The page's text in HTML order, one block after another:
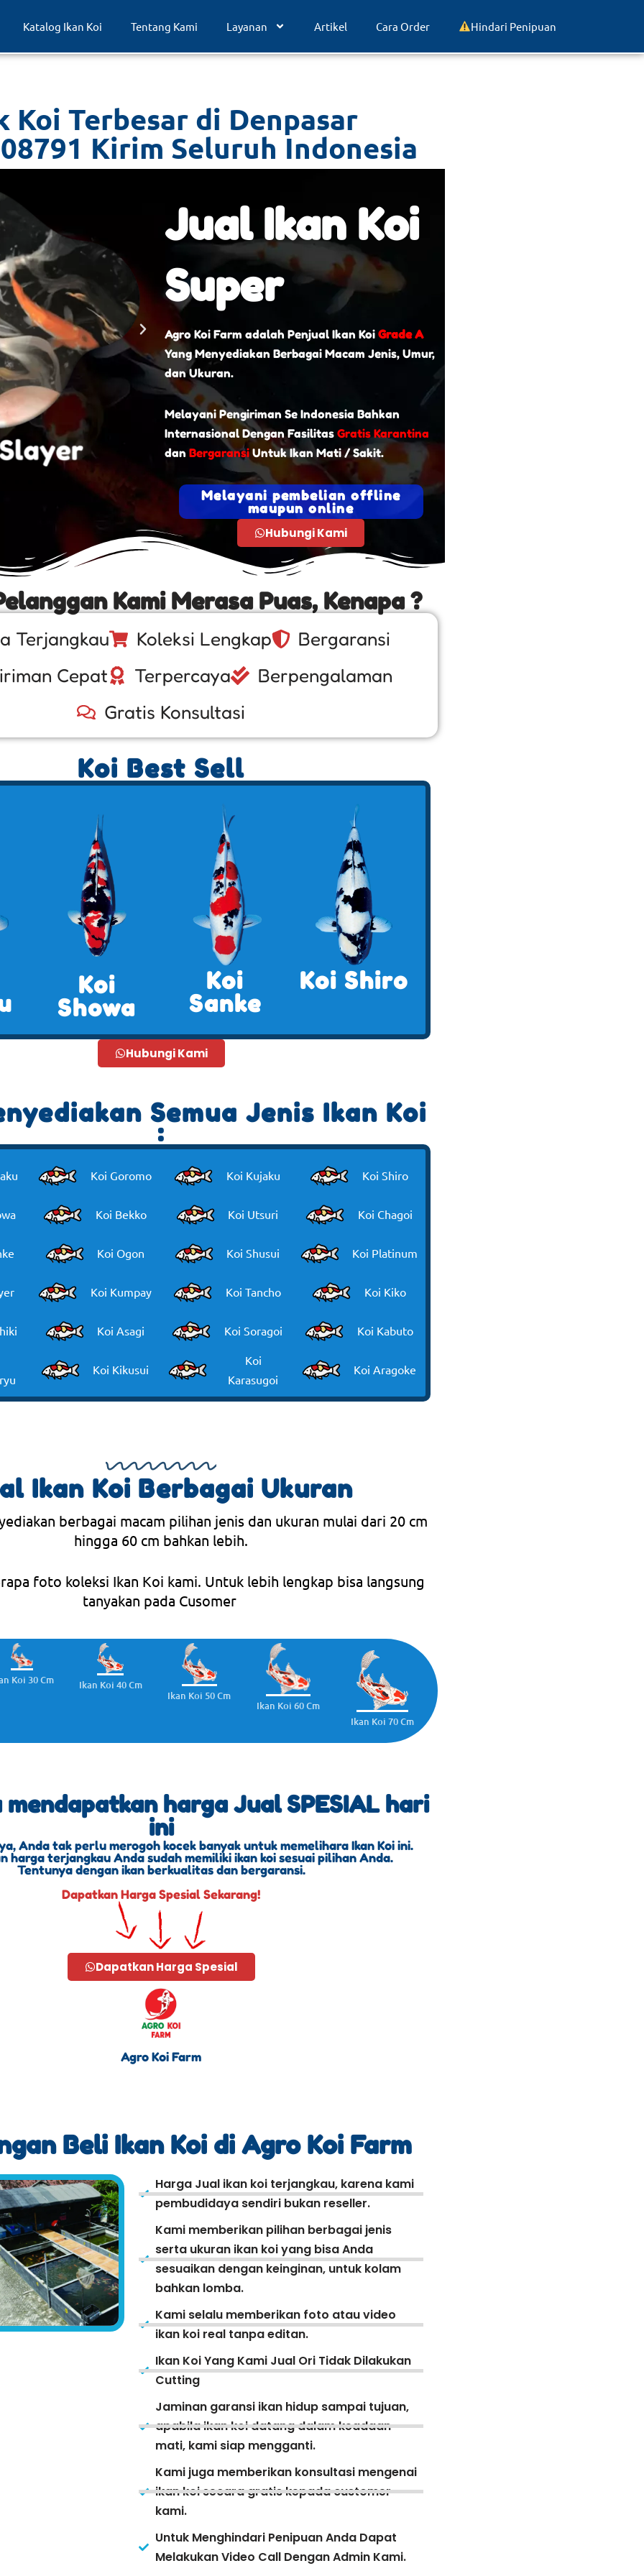
Katalog Ikan Koi Tentang Kami Layanan Artikel Cara Order Hindari Penipuan
Koi Terbesar di Denpasar
Kirim Seluruh Indonesia
Jual Ikan Koi
Super
Agro Koi Farm adalah Penjual Ikan KoiGrade A
Yang Menyediakan Berbagai Macam Jenis, Umur,
dan Ukuran.
Melayani Pengiriman Se Indonesia Bahkan
Internasional Dengan Fasilitas Gratis Karantina
dan BergaransiUntuk Ikan Mati / Sakit.
Melayani pembelian offline
maupun online
Hubungi Kami
Kami Merasa Puas, Kenapa ?
Terjangkau Koleksi Lengkap
Bergaransi
Cepat
Terpercaya
Berpengalaman
Gratis Konsultasi
Koi Best Sell
Koi
Showa
Koi
Sanke
Koi Shiro
Hubungi Kami
Semua Jenis Ikan Koi
:
Koi Goromo
Koi Bekko
Koi Ogon
Koi Kumpay
Koi Asagi
Koi Kikusui
Koi Kujaku
Koi Utsuri
Koi Shusui
Koi Tancho
Koi Soragoi
Koi
Karasugoi
Koi Shiro
Koi Chagoi
Koi Platinum
Koi Kiko
Koi Kabuto
Koi Aragoke
Ikan Koi Berbagai Ukuran
berbagai macam pilihan jenis dan ukuran mulai dari 20 cm
hingga 60 cm bahkan lebih.
foto koleksi Ikan Koi kami. Untuk lebih lengkap bisa langsung
tanyakan pada Cusomer
Koi 30 Cm Ikan Koi 40 Cm
Ikan Koi 50 Cm
Ikan Koi 60 Cm
Ikan Koi 70 Cm
harga Jual SPESIAL hari
ini
Anda tak perlu merogoh kocek banyak untuk memelihara Ikan Koi ini.
harga terjangkau Anda sudah memiliki ikan koi sesuai pilihan Anda.
Tentunya dengan ikan berkualitas dan bergaransi.
Dapatkan Harga Spesial Sekarang!
Dapatkan Harga Spesial
Agro Koi Farm
Beli Ikan Koi di Agro Koi Farm
Harga Jual ikan koi terjangkau, karena kami
pembudidaya sendiri bukan reseller.
Kami memberikan pilihan berbagai jenis
serta ukuran ikan koi yang bisa Anda
sesuaikan dengan keinginan, untuk kolam
bahkan lomba.
Kami selalu memberikan foto atau video
ikan koi real tanpa editan.
Ikan Koi Yang Kami Jual Ori Tidak Dilakukan
Cutting
Jaminan garansi ikan hidup sampai tujuan,
apabila ikan koi datang dalam keadaan
mati, kami siap mengganti.
Kami juga memberikan konsultasi mengenai
ikan koi secara gratis kepada customer
kami.
Untuk Menghindari Penipuan Anda Dapat
Melakukan Video Call Dengan Admin Kami.